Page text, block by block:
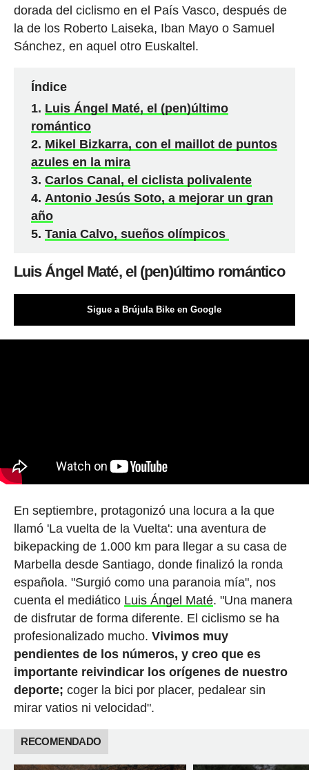
dorada del ciclismo en el País Vasco, después de
la de los Roberto Laiseka, Iban Mayo o Samuel
Sánchez, en aquel otro Euskaltel.
Índice
Luis Ángel Maté, el (pen)último
romántico
Mikel Bizkarra, con el maillot de puntos
azules en la mira
Carlos Canal, el ciclista polivalente
Antonio Jesús Soto, a mejorar un gran
año
Tania Calvo, sueños olímpicos
Luis Ángel Maté, el (pen)último romántico
Sigue a Brújula Bike en Google
En septiembre, protagonizó una locura a la que
llamó 'La vuelta de la Vuelta': una aventura de
bikepacking de 1.000 km para llegar a su casa de
Marbella desde Santiago, donde finalizó la ronda
española. "Surgió como una paranoia mía", nos
cuenta el mediático Luis Ángel Maté. "Una manera
de disfrutar de forma diferente. El ciclismo se ha
profesionalizado mucho. Vivimos muy
pendientes de los números, y creo que es
importante reivindicar los orígenes de nuestro
deporte; coger la bici por placer, pedalear sin
mirar vatios ni velocidad".
RECOMENDADO